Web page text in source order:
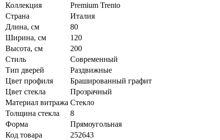
Коллекция
Premium Trento
Страна
Италия
Длина, см
80
Ширина, см
120
Высота, см
200
Стиль
Современный
Тип дверей
Раздвижные
Цвет профиля
Брашированный графит
Цвет стекла
Прозрачный
Материал витража Стекло
Толщина стекла
8
Форма
Прямоугольная
Код товара
252643